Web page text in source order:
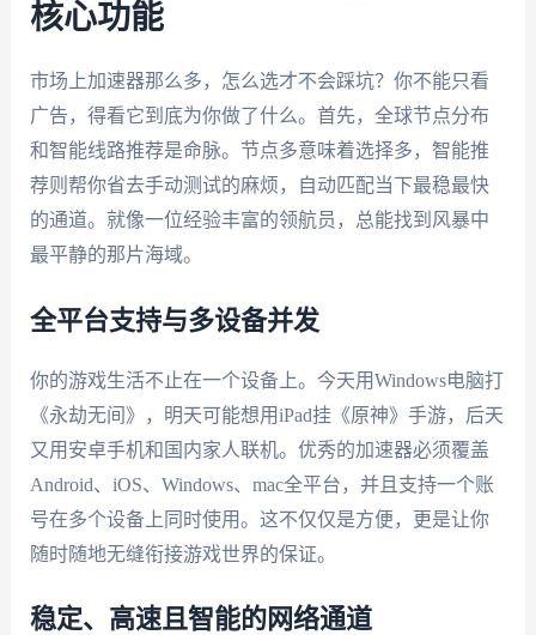
核心功能
市场上加速器那么多，怎么选才不会踩坑？你不能只看
广告，得看它到底为你做了什么。首先，全球节点分布
和智能线路推荐是命脉。节点多意味着选择多，智能推
荐则帮你省去手动测试的麻烦，自动匹配当下最稳最快
的通道。就像一位经验丰富的领航员，总能找到风暴中
最平静的那片海域。
全平台支持与多设备并发
你的游戏生活不止在一个设备上。今天用Windows电脑打
《永劫无间》，明天可能想用iPad挂《原神》手游，后天
又用安卓手机和国内家人联机。优秀的加速器必须覆盖
Android、iOS、Windows、mac全平台，并且支持一个账
号在多个设备上同时使用。这不仅仅是方便，更是让你
随时随地无缝衔接游戏世界的保证。
稳定、高速且智能的网络通道